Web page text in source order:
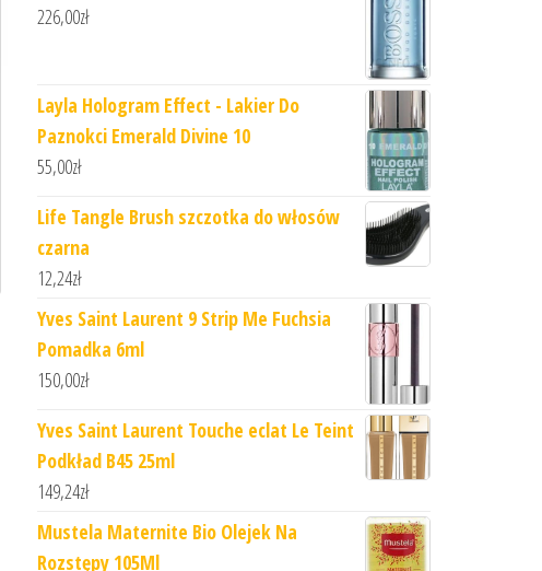
226,00zł
Layla Hologram Effect - Lakier Do
Paznokci Emerald Divine 10
55,00zł
Life Tangle Brush szczotka do włosów
czarna
12,24zł
Yves Saint Laurent 9 Strip Me Fuchsia
Pomadka 6ml
150,00zł
Yves Saint Laurent Touche eclat Le Teint
Podkład B45 25ml
149,24zł
Mustela Maternite Bio Olejek Na
Rozstępy 105Ml